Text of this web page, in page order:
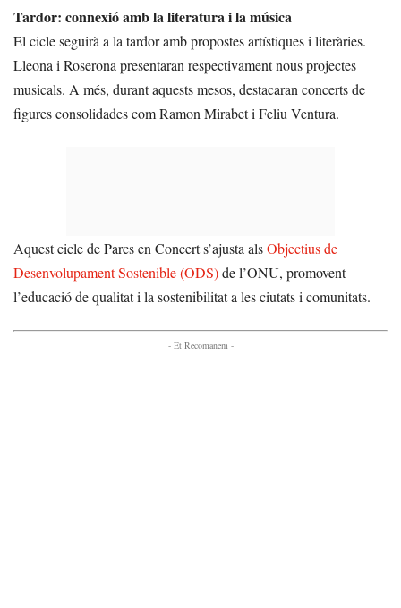
Tardor: connexió amb la literatura i la música
El cicle seguirà a la tardor amb propostes artístiques i literàries.
Lleona i Roserona presentaran respectivament nous projectes
musicals. A més, durant aquests mesos, destacaran concerts de
figures consolidades com Ramon Mirabet i Feliu Ventura.
Aquest cicle de Parcs en Concert s’ajusta alsObjectius de
Desenvolupament Sostenible (ODS)de l’ONU, promovent
l’educació de qualitat i la sostenibilitat a les ciutats i comunitats.
- Et Recomanem -